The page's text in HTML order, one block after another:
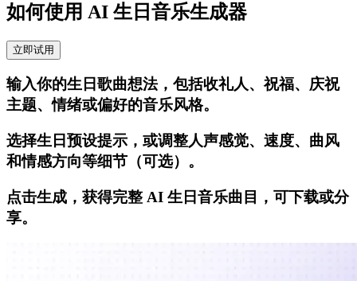
如何使用 AI 生日音乐生成器
立即试用
输入你的生日歌曲想法，包括收礼人、祝福、庆祝
主题、情绪或偏好的音乐风格。
选择生日预设提示，或调整人声感觉、速度、曲风
和情感方向等细节（可选）。
点击生成，获得完整 AI 生日音乐曲目，可下载或分
享。